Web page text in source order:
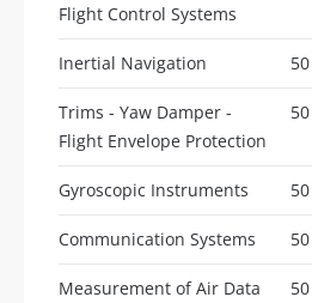
Flight Control Systems
Inertial Navigation 50
Trims - Yaw Damper -
Flight Envelope Protection
50
Gyroscopic Instruments 50
Communication Systems 50
Measurement of Air Data
50